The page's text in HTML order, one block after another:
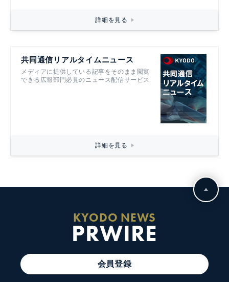
詳細を見る
共同通信リアルタイムニュース
メディアに提供している記事をそのまま閲覧
できる広報部門必見のニュース配信サービス
詳細を見る
KYODO NEWS
PRWIRE
会員登録